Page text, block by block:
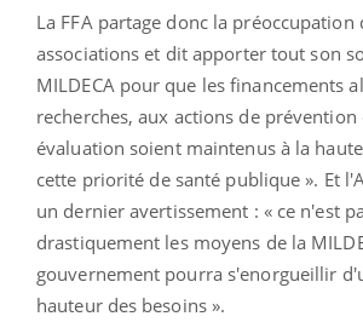
La FFA partage donc la préoccupation
associations et dit apporter tout son
MILDECA pour que les financements
recherches, aux actions de prévention
évaluation soient maintenus à la
cette priorité de santé publique ». Et
un dernier avertissement : « ce n'est
drastiquement les moyens de la
gouvernement pourra s'enorgueillir
hauteur des besoins ».